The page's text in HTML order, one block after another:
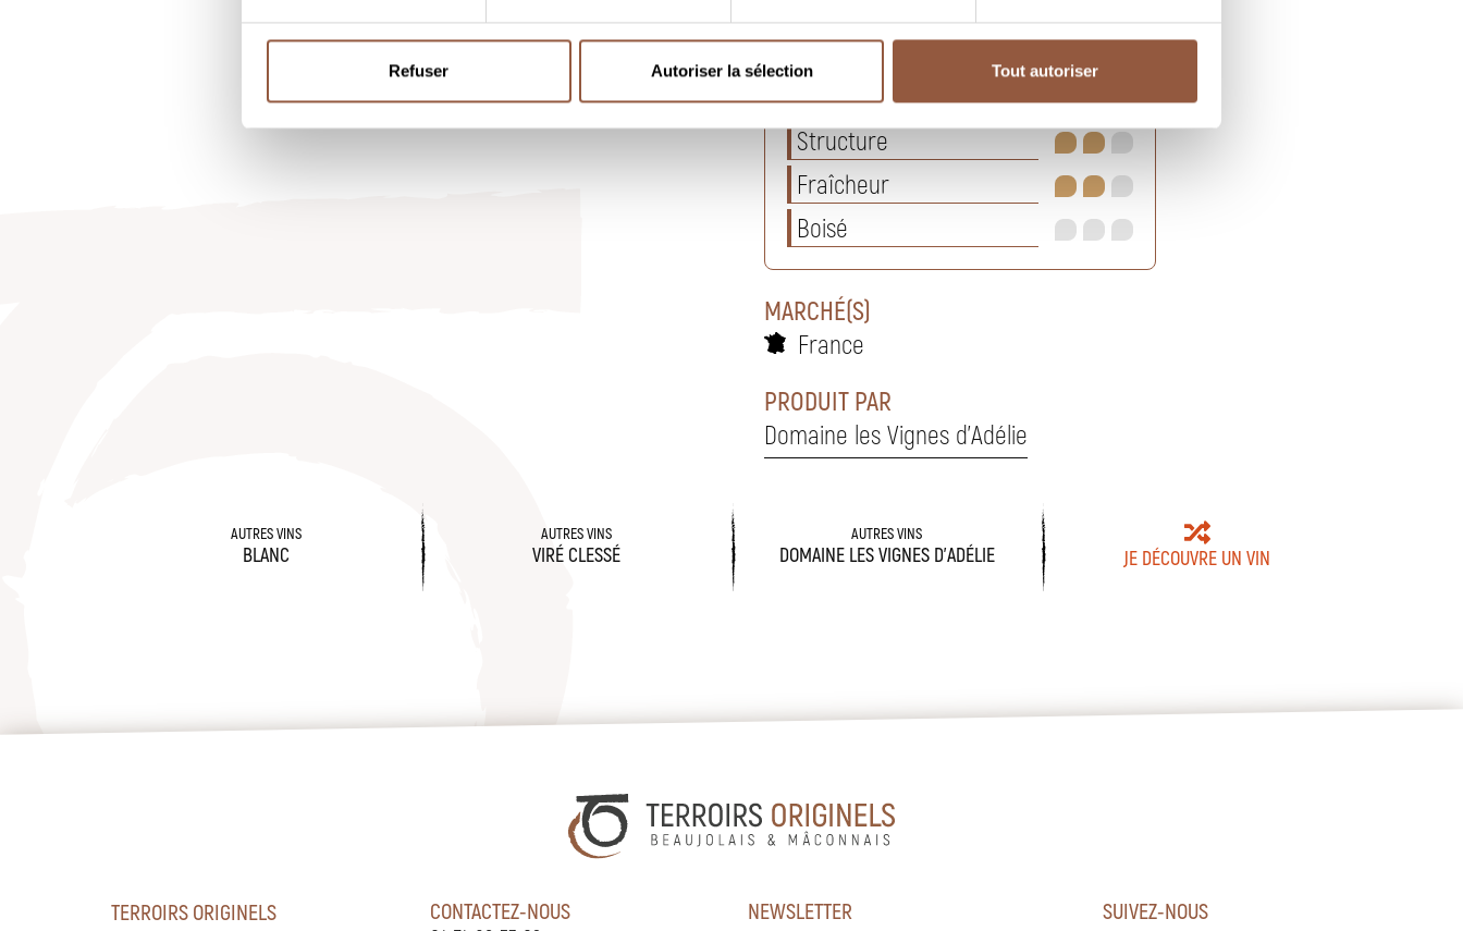
Refuser Autoriser la sélection Tout autoriser
3 ans
Fruité
Structure
Fraîcheur
Boisé
MARCHÉ(S)
France
PRODUIT PAR
Domaine les Vignes d'Adélie
AUTRES VINS
BLANC
AUTRES VINS
VIRÉ CLESSÉ
AUTRES VINS
DOMAINE LES VIGNES D'ADÉLIE JE DÉCOUVRE UN VIN
TERROIRS ORIGINELS
CONTACTEZ-NOUS
NEWSLETTER SUIVEZ-NOUS